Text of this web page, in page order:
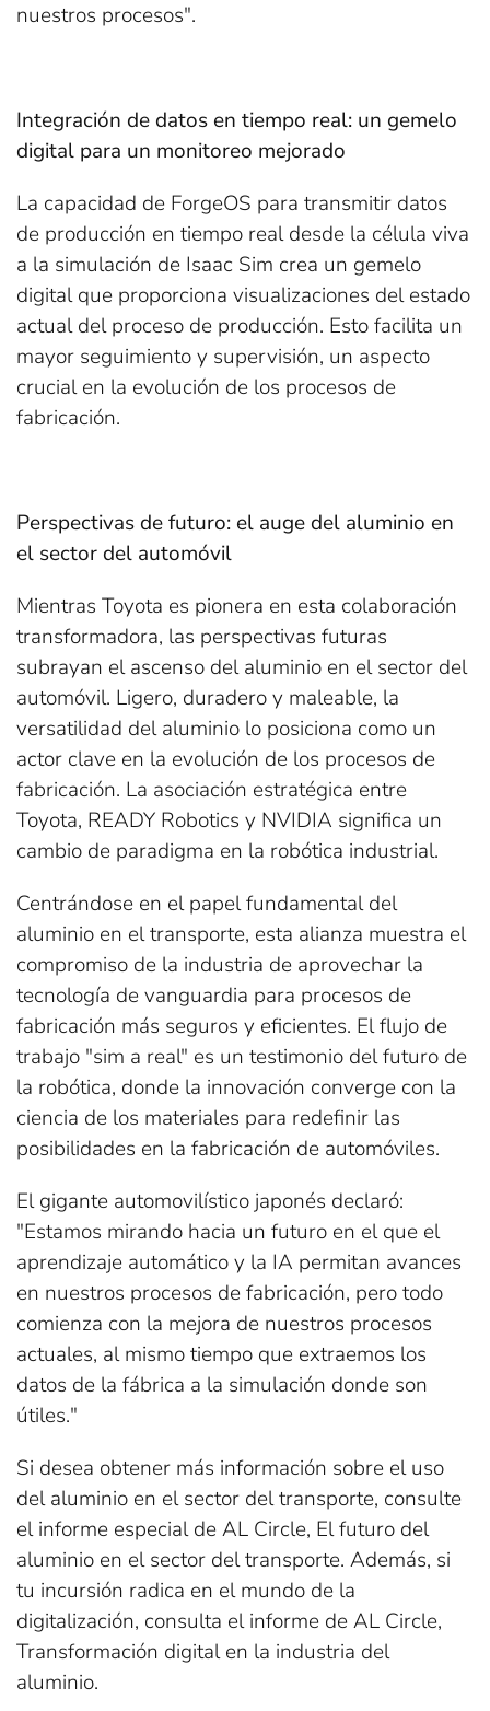
nuestros procesos".
Integración de datos en tiempo real: un gemelo
digital para un monitoreo mejorado
La capacidad de ForgeOS para transmitir datos
de producción en tiempo real desde la célula viva
a la simulación de Isaac Sim crea un gemelo
digital que proporciona visualizaciones del estado
actual del proceso de producción. Esto facilita un
mayor seguimiento y supervisión, un aspecto
crucial en la evolución de los procesos de
fabricación.
Perspectivas de futuro: el auge del aluminio en
el sector del automóvil
Mientras Toyota es pionera en esta colaboración
transformadora, las perspectivas futuras
subrayan el ascenso del aluminio en el sector del
automóvil. Ligero, duradero y maleable, la
versatilidad del aluminio lo posiciona como un
actor clave en la evolución de los procesos de
fabricación. La asociación estratégica entre
Toyota, READY Robotics y NVIDIA significa un
cambio de paradigma en la robótica industrial.
Centrándose en el papel fundamental del
aluminio en el transporte, esta alianza muestra el
compromiso de la industria de aprovechar la
tecnología de vanguardia para procesos de
fabricación más seguros y eficientes. El flujo de
trabajo "sim a real" es un testimonio del futuro de
la robótica, donde la innovación converge con la
ciencia de los materiales para redefinir las
posibilidades en la fabricación de automóviles.
El gigante automovilístico japonés declaró:
"Estamos mirando hacia un futuro en el que el
aprendizaje automático y la IA permitan avances
en nuestros procesos de fabricación, pero todo
comienza con la mejora de nuestros procesos
actuales, al mismo tiempo que extraemos los
datos de la fábrica a la simulación donde son
útiles."
Si desea obtener más información sobre el uso
del aluminio en el sector del transporte, consulte
el informe especial de AL Circle, El futuro del
aluminio en el sector del transporte. Además, si
tu incursión radica en el mundo de la
digitalización, consulta el informe de AL Circle,
Transformación digital en la industria del
aluminio.